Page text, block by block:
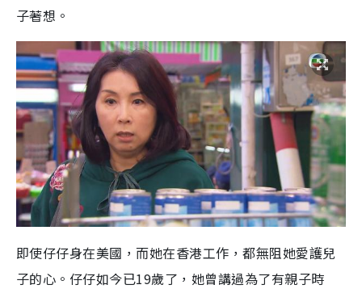
子著想。
即使仔仔身在美國，而她在香港工作，都無阻她愛護兒
子的心。仔仔如今已19歲了，她曾講過為了有親子時